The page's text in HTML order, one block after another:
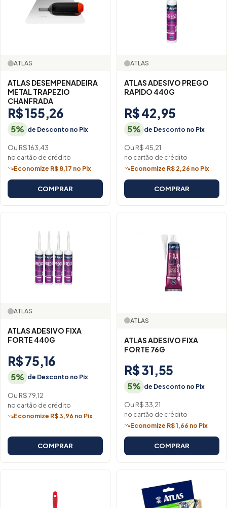
ATLAS
ATLAS DESEMPENADEIRA
METAL TRAPEZIO
CHANFRADA
R$ 155,26
5% de Desconto no Pix
Ou R$ 163,43
no cartão de crédito
Economize R$ 8,17 no Pix
COMPRAR
ATLAS
ATLAS ADESIVO PREGO
RAPIDO 440G
R$ 42,95
5% de Desconto no Pix
Ou R$ 45,21
no cartão de crédito
Economize R$ 2,26 no Pix
COMPRAR
ATLAS
ATLAS ADESIVO FIXA
FORTE 440G
R$ 75,16
5% de Desconto no Pix
Ou R$ 79,12
no cartão de crédito
Economize R$ 3,96 no Pix
COMPRAR
ATLAS
ATLAS ADESIVO FIXA
FORTE 76G
R$ 31,55
5% de Desconto no Pix
Ou R$ 33,21
no cartão de crédito
Economize R$ 1,66 no Pix
COMPRAR